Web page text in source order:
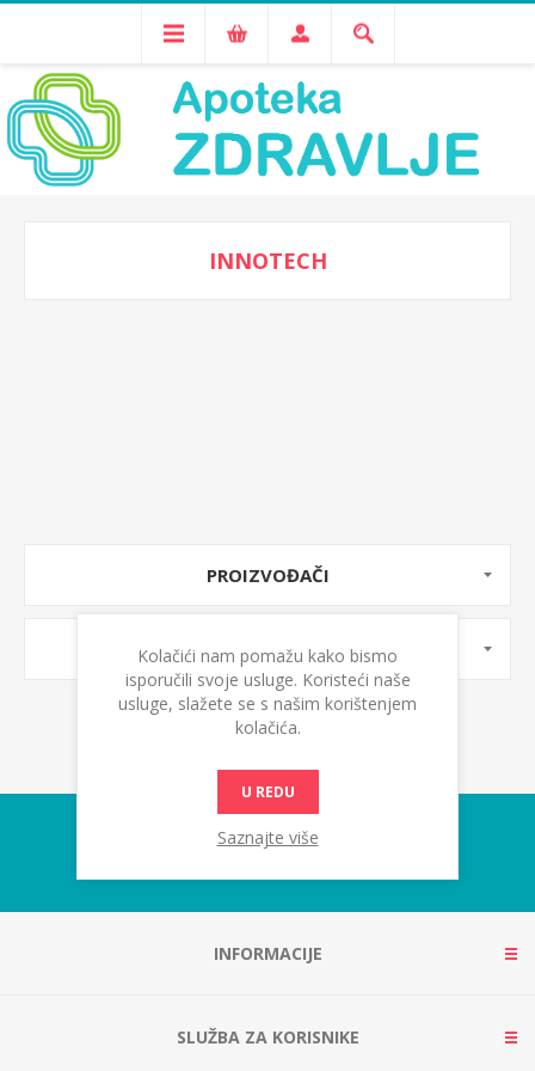
INNOTECH
PROIZVOĐAČI
OZNAKE PROIZVODA
INFORMACIJE
SLUŽBA ZA KORISNIKE
Kolačići nam pomažu kako bismo
isporučili svoje usluge. Koristeći naše
usluge, slažete se s našim korištenjem
kolačića.
U REDU
Saznajte više